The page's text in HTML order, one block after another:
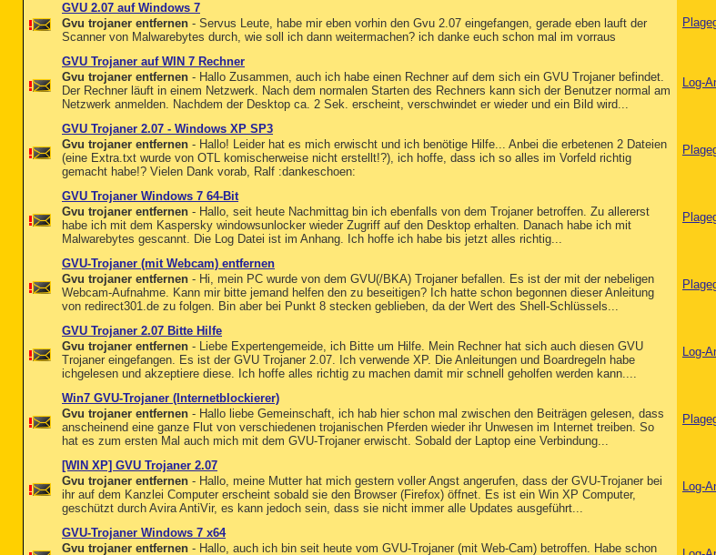
GVU 2.07 auf Windows 7
Gvu trojaner entfernen - Servus Leute, habe mir eben vorhin den Gvu 2.07 eingefangen, gerade eben lauft der
Scanner von Malwarebytes durch, wie soll ich dann weitermachen? ich danke euch schon mal im vorraus
GVU Trojaner auf WIN 7 Rechner
Gvu trojaner entfernen - Hallo Zusammen, auch ich habe einen Rechner auf dem sich ein GVU Trojaner befindet.
Der Rechner läuft in einem Netzwerk. Nach dem normalen Starten des Rechners kann sich der Benutzer normal am
Netzwerk anmelden. Nachdem der Desktop ca. 2 Sek. erscheint, verschwindet er wieder und ein Bild wird...
Log-
GVU Trojaner 2.07 - Windows XP SP3
Gvu trojaner entfernen - Hallo! Leider hat es mich erwischt und ich benötige Hilfe... Anbei die erbetenen 2 Dateien
(eine Extra.txt wurde von OTL komischerweise nicht erstellt!?), ich hoffe, dass ich so alles im Vorfeld richtig
gemacht habe!? Vielen Dank vorab, Ralf :dankeschoen:
GVU Trojaner Windows 7 64-Bit
Gvu trojaner entfernen - Hallo, seit heute Nachmittag bin ich ebenfalls von dem Trojaner betroffen. Zu allererst
habe ich mit dem Kaspersky windowsunlocker wieder Zugriff auf den Desktop erhalten. Danach habe ich mit
Malwarebytes gescannt. Die Log Datei ist im Anhang. Ich hoffe ich habe bis jetzt alles richtig...
GVU-Trojaner (mit Webcam) entfernen
Gvu trojaner entfernen - Hi, mein PC wurde von dem GVU(/BKA) Trojaner befallen. Es ist der mit der nebeligen
Webcam-Aufnahme. Kann mir bitte jemand helfen den zu beseitigen? Ich hatte schon begonnen dieser Anleitung
von redirect301.de zu folgen. Bin aber bei Punkt 8 stecken geblieben, da der Wert des Shell-Schlüssels...
GVU Trojaner 2.07 Bitte Hilfe
Gvu trojaner entfernen - Liebe Expertengemeide, ich Bitte um Hilfe. Mein Rechner hat sich auch diesen GVU
Trojaner eingefangen. Es ist der GVU Trojaner 2.07. Ich verwende XP. Die Anleitungen und Boardregeln habe
ichgelesen und akzeptiere diese. Ich hoffe alles richtig zu machen damit mir schnell geholfen werden kann....
Log-
Win7 GVU-Trojaner (Internetblockierer)
Gvu trojaner entfernen - Hallo liebe Gemeinschaft, ich hab hier schon mal zwischen den Beiträgen gelesen, dass
anscheinend eine ganze Flut von verschiedenen trojanischen Pferden wieder ihr Unwesen im Internet treiben. So
hat es zum ersten Mal auch mich mit dem GVU-Trojaner erwischt. Sobald der Laptop eine Verbindung...
[WIN XP] GVU Trojaner 2.07
Gvu trojaner entfernen - Hallo, meine Mutter hat mich gestern voller Angst angerufen, dass der GVU-Trojaner bei
ihr auf dem Kanzlei Computer erscheint sobald sie den Browser (Firefox) öffnet. Es ist ein Win XP Computer,
geschützt durch Avira AntiVir, es kann jedoch sein, dass sie nicht immer alle Updates ausgeführt...
Log-
GVU-Trojaner Windows 7 x64
Gvu trojaner entfernen - Hallo, auch ich bin seit heute vom GVU-Trojaner (mit Web-Cam) betroffen. Habe schon